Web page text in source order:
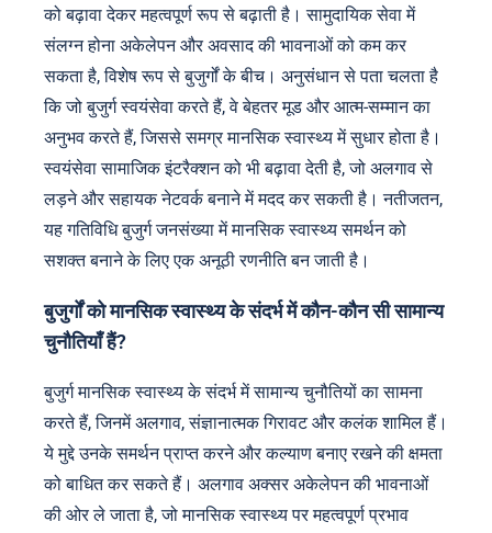
को बढ़ावा देकर महत्वपूर्ण रूप से बढ़ाती है। सामुदायिक सेवा में
संलग्न होना अकेलेपन और अवसाद की भावनाओं को कम कर
सकता है, विशेष रूप से बुजुर्गों के बीच। अनुसंधान से पता चलता है
कि जो बुजुर्ग स्वयंसेवा करते हैं, वे बेहतर मूड और आत्म-सम्मान का
अनुभव करते हैं, जिससे समग्र मानसिक स्वास्थ्य में सुधार होता है।
स्वयंसेवा सामाजिक इंटरैक्शन को भी बढ़ावा देती है, जो अलगाव से
लड़ने और सहायक नेटवर्क बनाने में मदद कर सकती है। नतीजतन,
यह गतिविधि बुजुर्ग जनसंख्या में मानसिक स्वास्थ्य समर्थन को
सशक्त बनाने के लिए एक अनूठी रणनीति बन जाती है।
बुजुर्गों को मानसिक स्वास्थ्य के संदर्भ में कौन-कौन सी सामान्य
चुनौतियाँ हैं?
बुजुर्ग मानसिक स्वास्थ्य के संदर्भ में सामान्य चुनौतियों का सामना
करते हैं, जिनमें अलगाव, संज्ञानात्मक गिरावट और कलंक शामिल हैं।
ये मुद्दे उनके समर्थन प्राप्त करने और कल्याण बनाए रखने की क्षमता
को बाधित कर सकते हैं। अलगाव अक्सर अकेलेपन की भावनाओं
की ओर ले जाता है, जो मानसिक स्वास्थ्य पर महत्वपूर्ण प्रभाव